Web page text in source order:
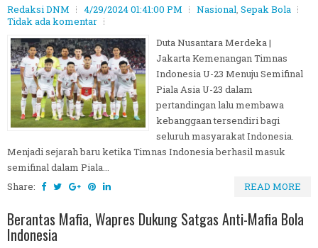
Redaksi DNM 4/29/2024 01:41:00 PM Nasional, Sepak Bola
Tidak ada komentar
Duta Nusantara Merdeka |
Jakarta Kemenangan Timnas
Indonesia U-23 Menuju Semifinal
Piala Asia U-23 dalam
pertandingan lalu membawa
kebanggaan tersendiri bagi
seluruh masyarakat Indonesia.
Menjadi sejarah baru ketika Timnas Indonesia berhasil masuk
semifinal dalam Piala...
Share:
READ MORE
Berantas Mafia, Wapres Dukung Satgas Anti-Mafia Bola
Indonesia